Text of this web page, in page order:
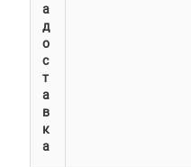
а
д
о
с
т
а
в
к
а